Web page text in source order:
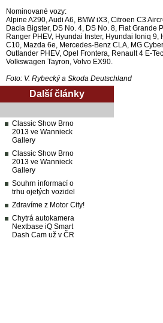
Nominované vozy:
Alpine A290, Audi A6, BMW iX3, Citroen C3
Dacia Bigster, DS No. 4, DS No. 8, Fiat Grande
Ranger PHEV, Hyundai Inster, Hyundai Ioniq 9,
C10, Mazda 6e, Mercedes-Benz CLA, MG
Outlander PHEV, Opel Frontera, Renault 4 E-
Volkswagen Tayron, Volvo EX90.
Foto: V. Rybecký a Skoda Deutschland
Další články
Classic Show Brno
2013 ve Wannieck
Gallery
Classic Show Brno
2013 ve Wannieck
Gallery
Souhrn informací o
trhu ojetých vozidel
Zdravíme z Motor City!
Chytrá autokamera
Nextbase iQ Smart
Dash Cam už v ČR